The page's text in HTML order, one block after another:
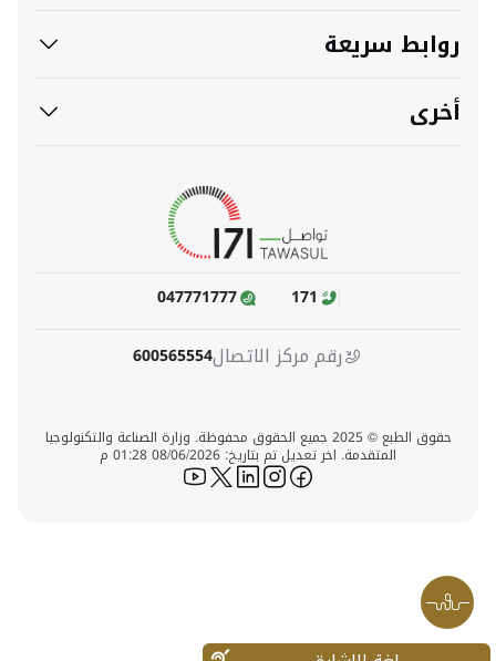
روابط سريعة
أخرى
171
047771777
رقم مركز الاتصال600565554
حقوق الطبع © 2025 جميع الحقوق محفوظة. وزارة الصناعة والتكنولوجيا
المتقدمة. اخر تعديل تم بتاريخ: 08/06/2026 01:28 م
icon-facebook
icon-instagram
icon-linkedin
icon-twitter
icon-youtube